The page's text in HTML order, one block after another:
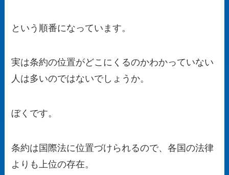
という順番になっています。
実は条約の位置がどこにくるのかわかっていない
人は多いのではないでしょうか。
ぼくです。
条約は国際法に位置づけられるので、各国の法律
よりも上位の存在。